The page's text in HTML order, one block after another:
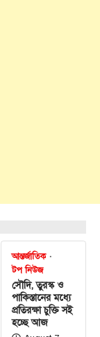
আন্তর্জাতিক
টপ নিউজ
সৌদি, তুরস্ক ও
পাকিস্তানের মধ্যে
প্রতিরক্ষা চুক্তি সই
হচ্ছে আজ